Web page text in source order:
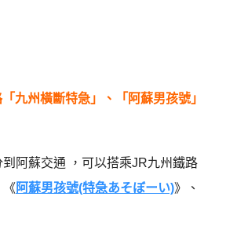
九州橫斷特急」、「阿蘇男孩號」
阿蘇交通 ，可以搭乘JR九州鐵路
《 阿蘇男孩號(特急あそぼーい)》、